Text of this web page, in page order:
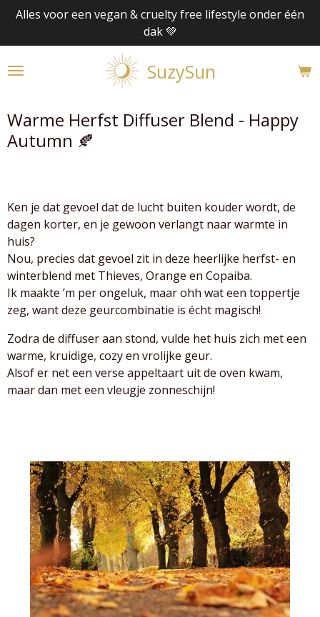
Ga
naar
de
SuzySun
Alles voor een vegan & cruelty free lifestyle onder één
dak 💚
Warme Herfst Diffuser Blend - Happy
Autumn 🍂
Ken je dat gevoel dat de lucht buiten kouder wordt, de
dagen korter, en je gewoon verlangt naar warmte in
huis?
Nou, precies dat gevoel zit in deze heerlijke herfst- en
winterblend met Thieves, Orange en Copaiba.
Ik maakte ’m per ongeluk, maar ohh wat een toppertje
zeg, want deze geurcombinatie is écht magisch!
Zodra de diffuser aan stond, vulde het huis zich met een
warme, kruidige, cozy en vrolijke geur.
Alsof er net een verse appeltaart uit de oven kwam,
maar dan met een vleugje zonneschijn!